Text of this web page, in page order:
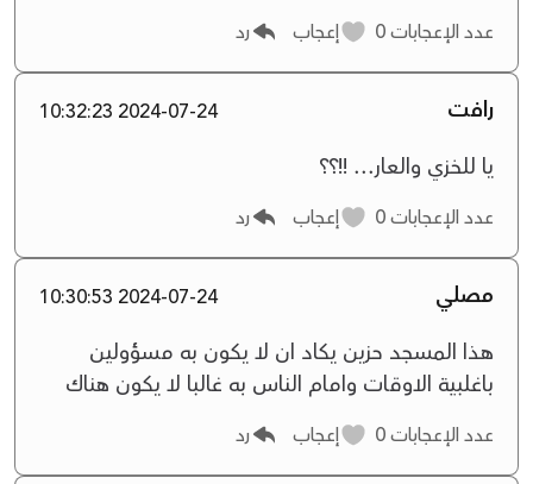
عدد الإعجابات إعجاب رد
رافت 2024-07-24 10:32:23
يا للخزي والعار... !!؟؟
عدد الإعجابات إعجاب رد
مصلي 2024-07-24 10:30:53
هذا المسجد حزين يكاد ان لا يكون به مسؤولين
باغلبية الاوقات وامام الناس به غالبا لا يكون هناك
عدد الإعجابات إعجاب رد